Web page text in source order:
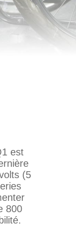
est
(5
800